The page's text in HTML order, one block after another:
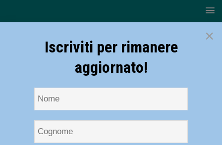
×
Iscriviti per rimanere
aggiornato!